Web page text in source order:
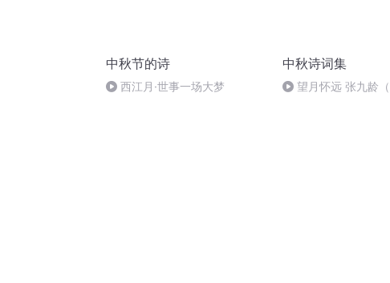
中秋节的诗
西江月·世事一场大梦
中秋诗词集
望月怀远 张九龄